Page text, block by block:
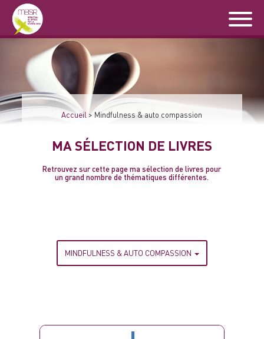
Accueil > Mindfulness & auto compassion
MA SÉLECTION DE LIVRES
Retrouvez sur cette page ma sélection de livres pour
un grand nombre de thématiques différentes.
MINDFULNESS & AUTO COMPASSION